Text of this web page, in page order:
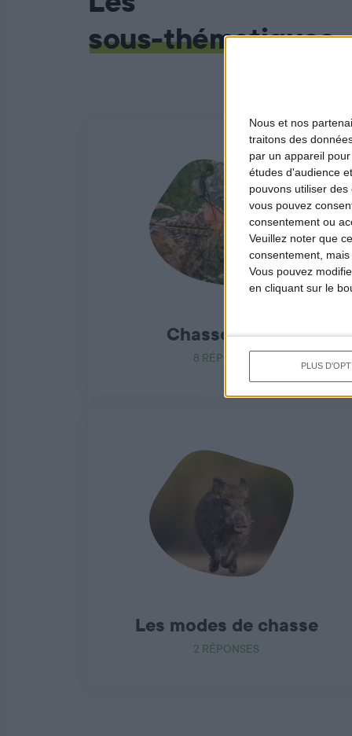
Nous et nos
traitons des
par un appareil
études d'audience
pouvons utiliser
vous pouvez
consentement ou
Veuillez noter que
consentement,
Vous pouvez
en cliquant sur le
PLUS
sous-thématiques
Chasse à l'arc
8 RÉPONSES
Les modes de chasse
2 RÉPONSES